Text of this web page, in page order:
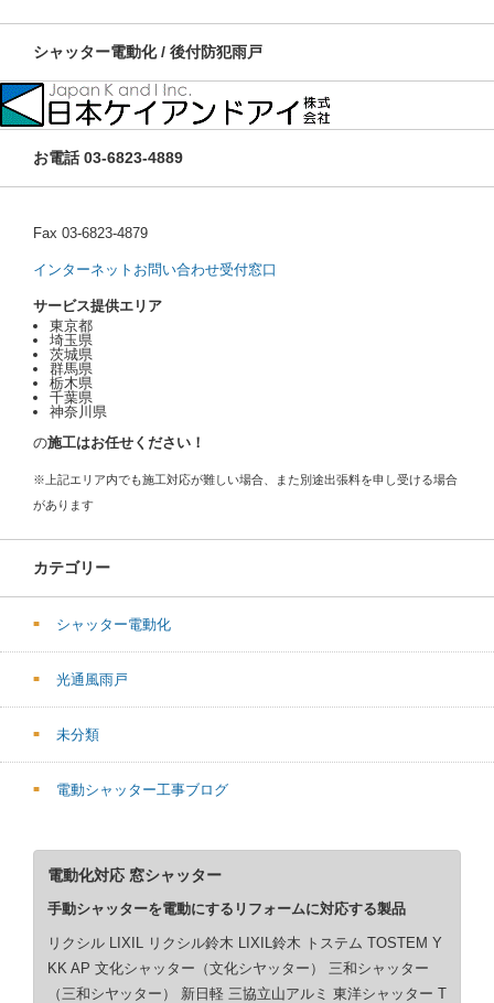
シャッター電動化 / 後付防犯雨戸
お電話 03-6823-4889
Fax 03-6823-4879
インターネットお問い合わせ受付窓口
サービス提供エリア
東京都
埼玉県
茨城県
群馬県
栃木県
千葉県
神奈川県
の施工はお任せください！
※上記エリア内でも施工対応が難しい場合、また別途出張料を申し受ける場合
があります
カテゴリー
シャッター電動化
光通風雨戸
未分類
電動シャッター工事ブログ
電動化対応 窓シャッター
手動シャッターを電動にするリフォームに対応する製品
リクシル LIXIL リクシル鈴木 LIXIL鈴木 トステム TOSTEM Y
KK AP 文化シャッター（文化シヤッター） 三和シャッター
（三和シヤッター） 新日軽 三協立山アルミ 東洋シャッター T